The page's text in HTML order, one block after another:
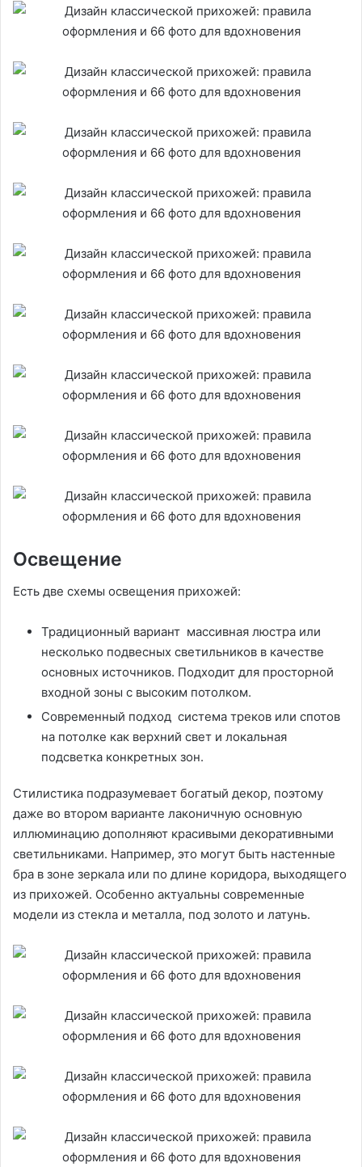
Освещение
Есть две схемы освещения прихожей:
Традиционный вариант массивная люстра или
несколько подвесных светильников в качестве
основных источников. Подходит для просторной
входной зоны с высоким потолком.
Современный подход система треков или спотов
на потолке как верхний свет и локальная
подсветка конкретных зон.
Стилистика подразумевает богатый декор, поэтому
даже во втором варианте лаконичную основную
иллюминацию дополняют красивыми декоративными
светильниками. Например, это могут быть настенные
бра в зоне зеркала или по длине коридора, выходящего
из прихожей. Особенно актуальны современные
модели из стекла и металла, под золото и латунь.